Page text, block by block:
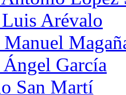
Luis Arévalo
Manuel
García
San Martí